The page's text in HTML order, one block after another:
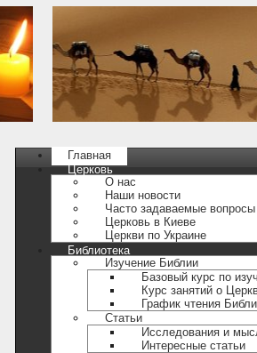
Главная
Церковь
О нас
Наши новости
Часто задаваемые вопросы
Церковь в Киеве
Церкви по Украине
Библиотека
Изучение Библии
Базовый курс по
Курс занятий о
График чтения
Статьи
Исследования и
Интересные статьи